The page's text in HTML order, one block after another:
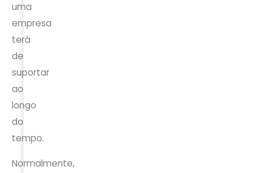
uma
empresa
terá
de
suportar
ao
longo
do
tempo.
Normalmente,